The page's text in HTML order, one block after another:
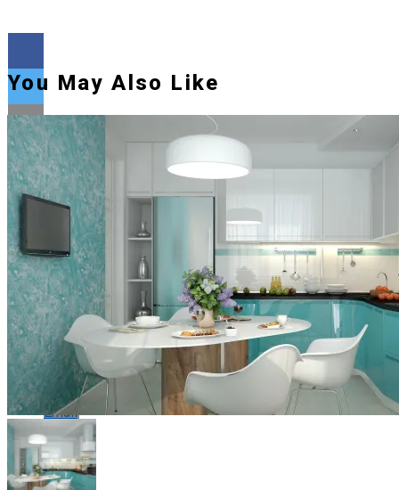
Flipboard
Reddit
Pinterest
Whatsapp
Whatsapp
Email
You May Also Like